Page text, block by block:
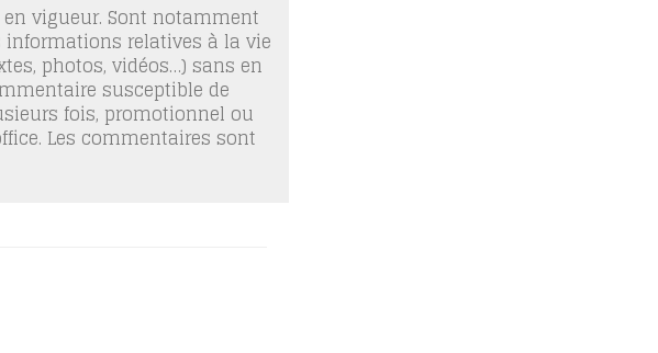
vigueur. Sont notamment
relatives à la vie
photos, vidéos…) sans en
susceptible de
fois, promotionnel ou
Les commentaires sont